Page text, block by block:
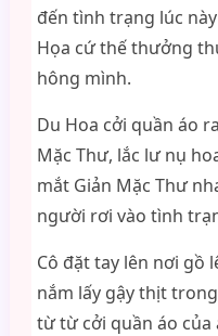
đến tình trạng lúc
Họa cứ thế thưởng
hông mình.
Du Hoa cởi quần áo
Mặc Thư, lắc lư nụ
mắt Giản Mặc Thư
người rơi vào tình
Cô đặt tay lên nơi gồ
nắm lấy gậy thịt
từ từ cởi quần áo